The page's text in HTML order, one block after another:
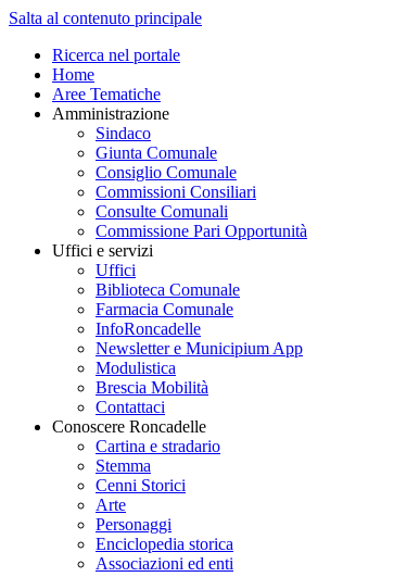
Salta al contenuto principale
Ricerca nel portale
Home
Aree Tematiche
Amministrazione
Sindaco
Giunta Comunale
Consiglio Comunale
Commissioni Consiliari
Consulte Comunali
Commissione Pari Opportunità
Uffici e servizi
Uffici
Biblioteca Comunale
Farmacia Comunale
InfoRoncadelle
Newsletter e Municipium App
Modulistica
Brescia Mobilità
Contattaci
Conoscere Roncadelle
Cartina e stradario
Stemma
Cenni Storici
Arte
Personaggi
Enciclopedia storica
Associazioni ed enti